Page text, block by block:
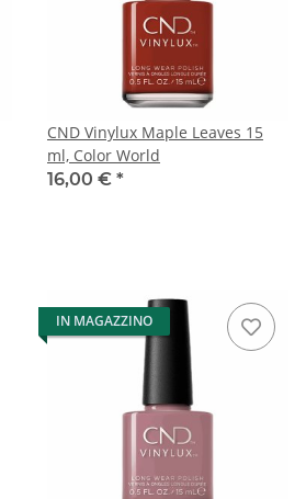
CND Vinylux Maple Leaves 15
ml, Color World
16,00 € *
IN MAGAZZINO